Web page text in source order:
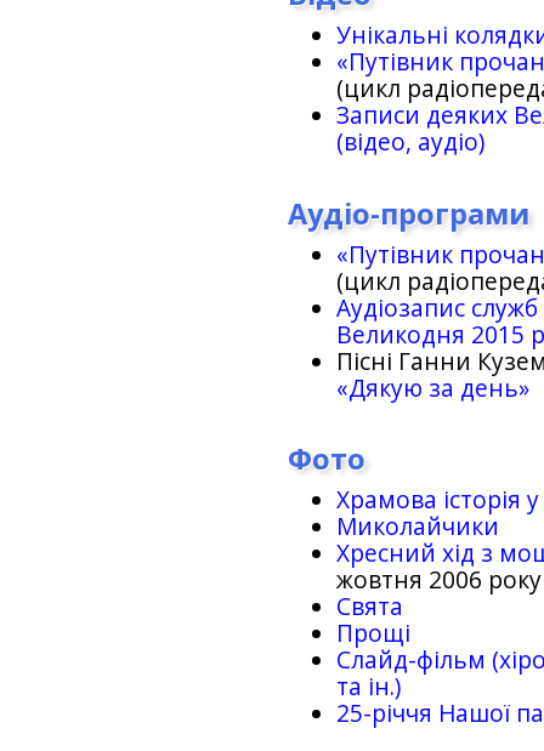
Унікальні
«Путівник
(цикл
Записи деяких
(відео, аудіо)
Аудіо-програми
«Путівник
(цикл
Аудіозапис
Великодня 2015
Пісні Ганни
«Дякую за день»
Фото
Храмова історія
Миколайчики
Хресний хід з
жовтня 2006 року
Свята
Прощі
Слайд-фільм
та ін.)
25-рiччя Нашої